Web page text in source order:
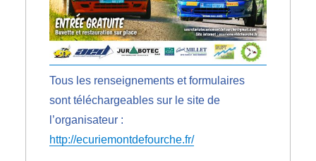
Tous les renseignements et formulaires
sont téléchargeables sur le site de
l’organisateur :
http://ecuriemontdefourche.fr/